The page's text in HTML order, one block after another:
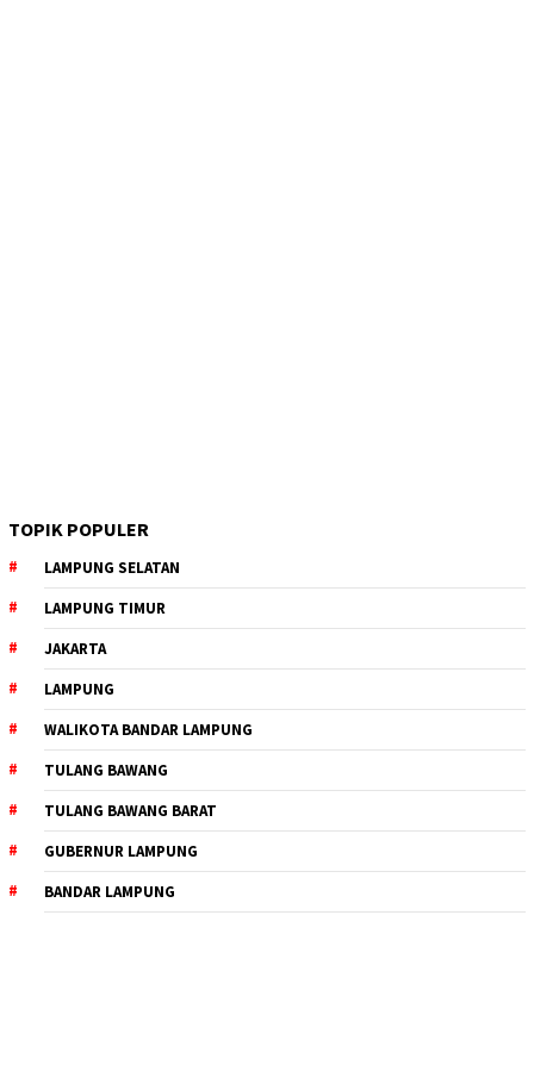
TOPIK POPULER
LAMPUNG SELATAN
LAMPUNG TIMUR
JAKARTA
LAMPUNG
WALIKOTA BANDAR LAMPUNG
TULANG BAWANG
TULANG BAWANG BARAT
GUBERNUR LAMPUNG
BANDAR LAMPUNG